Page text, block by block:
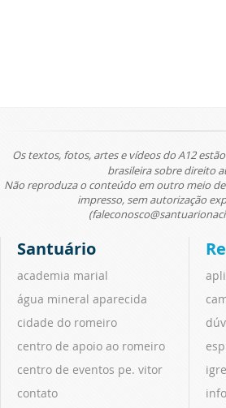
Os textos, fotos, artes e vídeos do A12
brasileira sobre direito
Não reproduza o conteúdo em outro meio
impresso, sem autorização
Santuário
academia marial
água mineral aparecida
cidade do romeiro
centro de apoio ao romeiro
centro de eventos pe. vitor
contato